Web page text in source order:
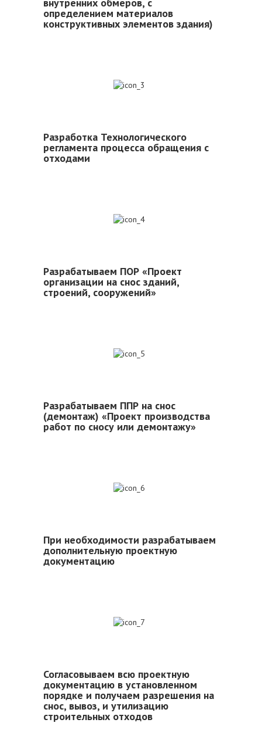
определением материалов
конструктивных элементов здания)
Разработка Технологического
регламента процесса обращения с
отходами
Разрабатываем ПОР «Проект
организации на снос зданий,
строений, сооружений»
Разрабатываем ППР на снос
(демонтаж) «Проект производства
работ по сносу или демонтажу»
При необходимости разрабатываем
дополнительную проектную
документацию
Согласовываем всю проектную
документацию в установленном
порядке и получаем разрешения на
снос, вывоз, и утилизацию
строительных отходов